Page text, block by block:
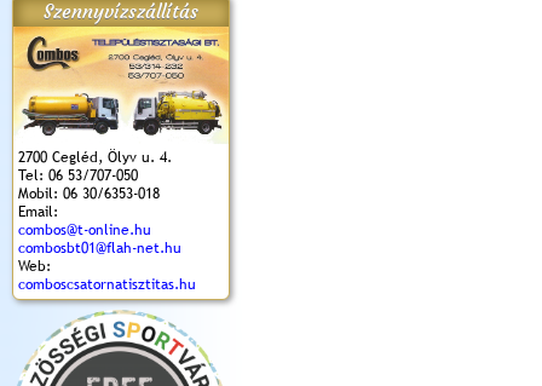
Szennyvízszállítás
2700 Cegléd, Ölyv u. 4.
Tel: 06 53/707-050
Mobil: 06 30/6353-018
Email:
combos@t-online.hu
combosbt01@flah-net.hu
Web:
comboscsatornatisztitas.hu